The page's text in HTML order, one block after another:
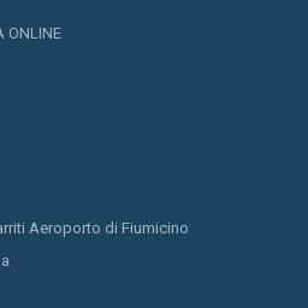
ONLINE
Aeroporto di Fiumicino